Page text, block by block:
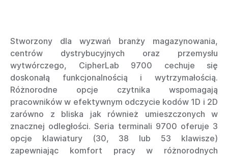
Stworzony dla wyzwań branży magazynowania,
centrów dystrybucyjnych oraz przemysłu
wytwórczego, CipherLab 9700 cechuje się
doskonałą funkcjonalnością i wytrzymałością.
Różnorodne opcje czytnika wspomagają
pracowników w efektywnym odczycie kodów 1D i 2D
zarówno z bliska jak również umieszczonych w
znacznej odległości. Seria terminali 9700 oferuje 3
opcje klawiatury (30, 38 lub 53 klawisze)
zapewniając komfort pracy w różnorodnych